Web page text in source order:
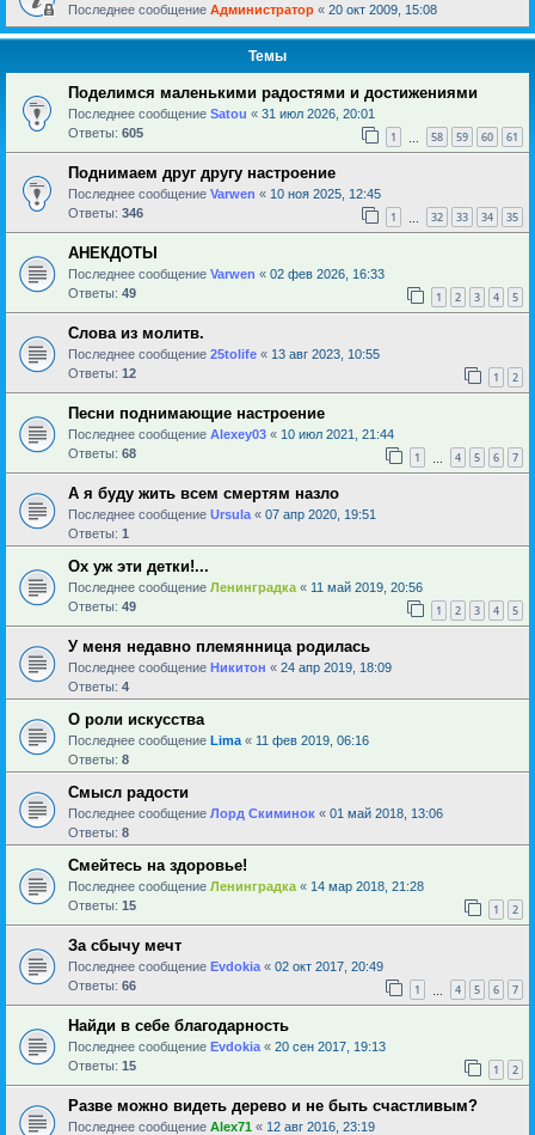
Последнее сообщение Администратор « 20 окт 2009, 15:08
Темы
Поделимся маленькими радостями и достижениями
Последнее сообщение Satou « 31 июл 2026, 20:01
Ответы: 605 1 58 59 60 61
Поднимаем друг другу настроение
Последнее сообщение Varwen « 10 ноя 2025, 12:45
Ответы: 346 1 32 33 34 35
АНЕКДОТЫ
Последнее сообщение Varwen « 02 фев 2026, 16:33
Ответы: 49 1 2 3 4 5
Слова из молитв.
Последнее сообщение 25tolife « 13 авг 2023, 10:55
Ответы: 12 1 2
Песни поднимающие настроение
Последнее сообщение Alexey03 « 10 июл 2021, 21:44
Ответы: 68 1 4 5 6 7
А я буду жить всем смертям назло
Последнее сообщение Ursula « 07 апр 2020, 19:51
Ответы: 1
Ох уж эти детки!...
Последнее сообщение Ленинградка « 11 май 2019, 20:56
Ответы: 49 1 2 3 4 5
У меня недавно племянница родилась
Последнее сообщение Никитон « 24 апр 2019, 18:09
Ответы: 4
О роли искусства
Последнее сообщение Lima « 11 фев 2019, 06:16
Ответы: 8
Смысл радости
Последнее сообщение Лорд Скиминок « 01 май 2018, 13:06
Ответы: 8
Смейтесь на здоровье!
Последнее сообщение Ленинградка « 14 мар 2018, 21:28
Ответы: 15 1 2
За сбычу мечт
Последнее сообщение Evdokia « 02 окт 2017, 20:49
Ответы: 66 1 4 5 6 7
Найди в себе благодарность
Последнее сообщение Evdokia « 20 сен 2017, 19:13
Ответы: 15 1 2
Разве можно видеть дерево и не быть счастливым?
Последнее сообщение Alex71 « 12 авг 2016, 23:19